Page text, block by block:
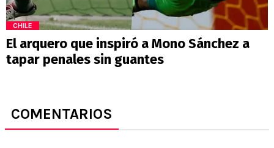
CHILE
El arquero que inspiró a Mono Sánchez a
tapar penales sin guantes
COMENTARIOS